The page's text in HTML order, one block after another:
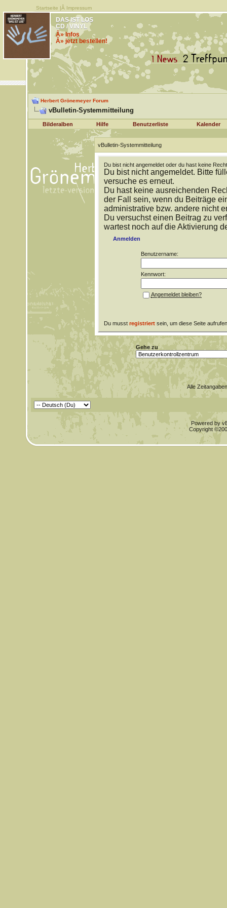
Startseite |Â Impressum
DAS IST LOS
CD / VINYL
Â» Infos
Â» jetzt bestellen!
Herbert Grönemeyer Forum
vBulletin-Systemmitteilung
Bilderalben Hilfe Benutzerliste Kalender
vBulletin-Systemmitteilung
Du bist nicht angemeldet oder du hast keine
Du bist nicht angemeldet. Bitte
versuche es erneut.
Du hast keine ausreichenden
der Fall sein, wenn du Beiträge
administrative bzw. andere nicht
Du versuchst einen Beitrag zu
wartest noch auf die Aktivierung
Anmelden
Benutzername:
Kennwort:
Angemeldet bleiben?
Du musst registriertsein, um diese Seite
Gehe zu
Alle
Powered by
Copyright